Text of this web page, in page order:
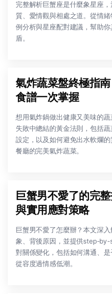
完整解析巨蟹座是什麼象星座
質、愛情觀與相處之道。從情
例分析與星座配對建議，幫助
盾。
氣炸蔬菜盤終極指
食譜一次掌握
想用氣炸鍋做出健康又美味的
失敗中總結的黃金法則，包括
設定，以及如何避免出水軟爛
餐廳的完美氣炸蔬菜。
巨蟹男不愛了的完
與實用應對策略
巨蟹男不愛了怎麼辦？本文深
象、背後原因，並提供step-
對關係變化，包括如何溝通、
從容度過情感低潮。